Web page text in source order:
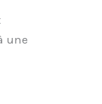
une